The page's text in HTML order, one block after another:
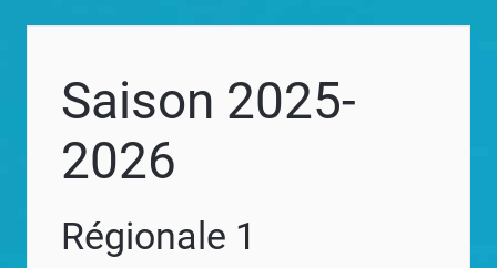
Saison 2025-
2026
Régionale 1